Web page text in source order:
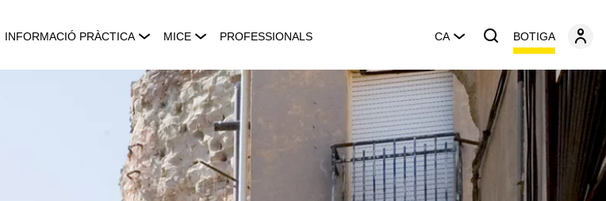
INFORMACIÓ PRÀCTICA MICE PROFESSIONALS CA BOTIGA